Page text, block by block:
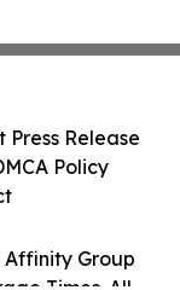
Affinity Group
Press Release
Policy